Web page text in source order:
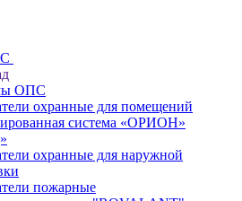
ОПС
охранные для помещений
система «ОРИОН»
охранные для наружной
пожарные